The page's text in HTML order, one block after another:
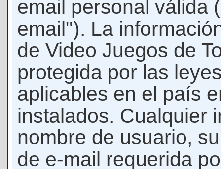
email personal válida
email"). La
de Video Juegos de
protegida por las
aplicables en el país
instalados. Cualquier
nombre de usuario,
de e-mail requerida